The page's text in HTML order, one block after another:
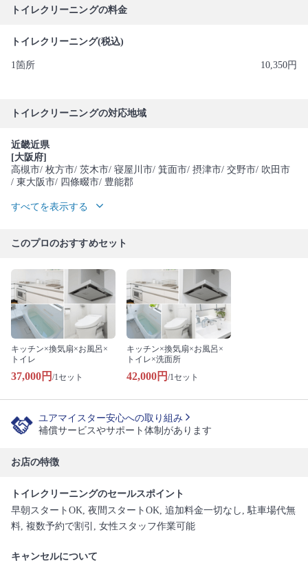
トイレクリーニングの料金
トイレクリーニング(税込)
1箇所 10,350円
トイレクリーニングの対応地域
近畿近県
[大阪府]
高槻市/ 枚方市/ 茨木市/ 寝屋川市/ 箕面市/ 摂津市/ 交野市/ 吹田市
/ 東大阪市/ 四條畷市/ 豊能郡
すべてを表示する
このプロのおすすめセット
キッチン×換気扇×お風呂×
トイレ
37,000円 /1セット
キッチン×換気扇×お風呂×
トイレ×洗面所
42,000円 /1セット
ユアマイスター安心への取り組み
補償サービスやサポート体制があります
お店の特徴
トイレクリーニングのセールスポイント
早朝スタートOK, 夜間スタートOK, 追加料金一切なし, 駐車場代無
料, 複数予約で割引, 女性スタッフ作業可能
キャンセルについて